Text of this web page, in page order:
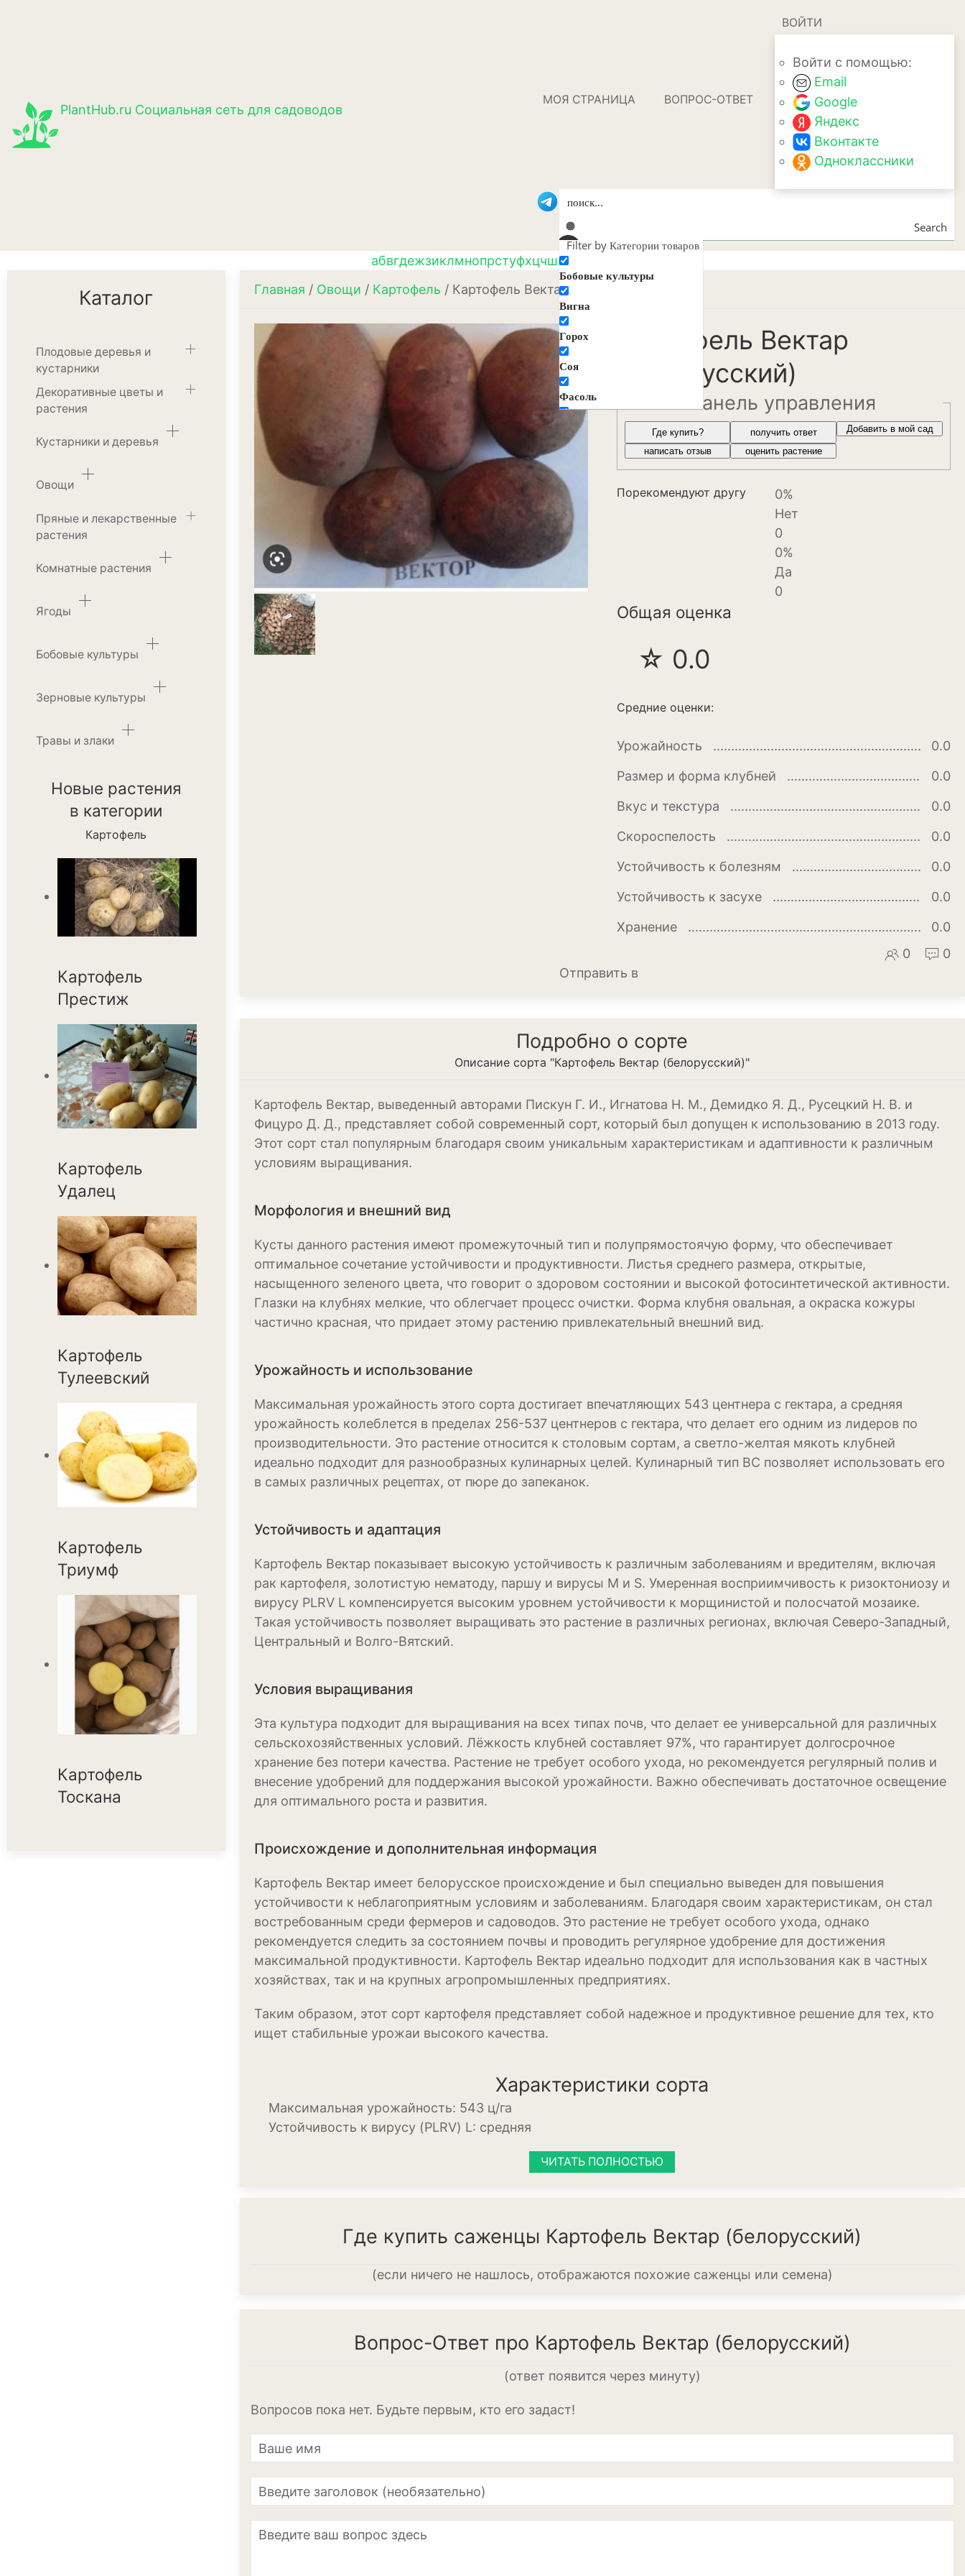
PlantHub.ru Социальная сеть для садоводов
МОЯ СТРАНИЦА ВОПРОС-ОТВЕТ
ВОЙТИ
Войти с помощью:
Email
Google
Яндекс
Вконтакте
Одноклассники
Search
Filter by Категории товаров
Бобовые культуры
Вигна
Горох
Соя
Фасоль
Декоративные цветы и
растения
Аквилегия
Амарант
Анемона
Астильба
Декоративная капуста
Декоративный лук
Дельфиниум
Ирис
Клематисы
Крокус
Лапчатка
Лилейник
Нарциссы
Настурция
Нивяник или садовая
ромашка
Петуния
Пионы
Рододендрон
Тюльпан
Фиалка
Физалис
Хоста
Хризантема
Эшшольция
Зерновые культуры
Кукуруза
Овёс
Пшеница
Комнатные растения
Антуриум
Глоксиния
Орхидея
Сингониум
Спатифиллум
абвгдежзиклмнопрстуфхцчшщ
Каталог
Плодовые деревья и
кустарники
Декоративные цветы и
растения
Кустарники и деревья
Овощи
Пряные и лекарственные
растения
Комнатные растения
Ягоды
Бобовые культуры
Зерновые культуры
Травы и злаки
Новые растения
в категории
Картофель
Картофель
Престиж
Картофель
Удалец
Картофель
Тулеевский
Картофель
Триумф
Картофель
Тоскана
Главная / Овощи / Картофель / Картофель Вектар (белорусский)
Картофель Вектар
(белорусский)
панель управления
Где купить? получить ответ Добавить в мой сад
написать отзыв оценить растение
Порекомендуют другу
0%
Нет
0
0%
Да
0
Общая оценка
☆ 0.0
Средние оценки:
Урожайность
0.0
Размер и форма клубней
0.0
Вкус и текстура
0.0
Скороспелость
0.0
Устойчивость к болезням
0.0
Устойчивость к засухе
0.0
Хранение
0.0
0
0
Отправить в
Подробно о сорте
Описание сорта "Картофель Вектар (белорусский)"
Картофель Вектар, выведенный авторами Пискун Г. И., Игнатова Н. М., Демидко Я. Д., Русецкий Н. В. и
Фицуро Д. Д., представляет собой современный сорт, который был допущен к использованию в 2013 году.
Этот сорт стал популярным благодаря своим уникальным характеристикам и адаптивности к различным
условиям выращивания.
Морфология и внешний вид
Кусты данного растения имеют промежуточный тип и полупрямостоячую форму, что обеспечивает
оптимальное сочетание устойчивости и продуктивности. Листья среднего размера, открытые,
насыщенного зеленого цвета, что говорит о здоровом состоянии и высокой фотосинтетической активности.
Глазки на клубнях мелкие, что облегчает процесс очистки. Форма клубня овальная, а окраска кожуры
частично красная, что придает этому растению привлекательный внешний вид.
Урожайность и использование
Максимальная урожайность этого сорта достигает впечатляющих 543 центнера с гектара, а средняя
урожайность колеблется в пределах 256-537 центнеров с гектара, что делает его одним из лидеров по
производительности. Это растение относится к столовым сортам, а светло-желтая мякоть клубней
идеально подходит для разнообразных кулинарных целей. Кулинарный тип BC позволяет использовать его
в самых различных рецептах, от пюре до запеканок.
Устойчивость и адаптация
Картофель Вектар показывает высокую устойчивость к различным заболеваниям и вредителям, включая
рак картофеля, золотистую нематоду, паршу и вирусы M и S. Умеренная восприимчивость к ризоктониозу и
вирусу PLRV L компенсируется высоким уровнем устойчивости к морщинистой и полосчатой мозаике.
Такая устойчивость позволяет выращивать это растение в различных регионах, включая Северо-Западный,
Центральный и Волго-Вятский.
Условия выращивания
Эта культура подходит для выращивания на всех типах почв, что делает ее универсальной для различных
сельскохозяйственных условий. Лёжкость клубней составляет 97%, что гарантирует долгосрочное
хранение без потери качества. Растение не требует особого ухода, но рекомендуется регулярный полив и
внесение удобрений для поддержания высокой урожайности. Важно обеспечивать достаточное освещение
для оптимального роста и развития.
Происхождение и дополнительная информация
Картофель Вектар имеет белорусское происхождение и был специально выведен для повышения
устойчивости к неблагоприятным условиям и заболеваниям. Благодаря своим характеристикам, он стал
востребованным среди фермеров и садоводов. Это растение не требует особого ухода, однако
рекомендуется следить за состоянием почвы и проводить регулярное удобрение для достижения
максимальной продуктивности. Картофель Вектар идеально подходит для использования как в частных
хозяйствах, так и на крупных агропромышленных предприятиях.
Таким образом, этот сорт картофеля представляет собой надежное и продуктивное решение для тех, кто
ищет стабильные урожаи высокого качества.
Характеристики сорта
Максимальная урожайность: 543 ц/га
Устойчивость к вирусу (PLRV) L: средняя
ЧИТАТЬ ПОЛНОСТЬЮ
Где купить саженцы Картофель Вектар (белорусский)
(если ничего не нашлось, отображаются похожие саженцы или семена)
Вопрос-Ответ про Картофель Вектар (белорусский)
(ответ появится через минуту)
Вопросов пока нет. Будьте первым, кто его задаст!